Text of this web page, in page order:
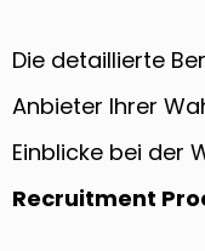
Die detaillierte
Anbieter Ihrer
Einblicke bei der
Recruitment